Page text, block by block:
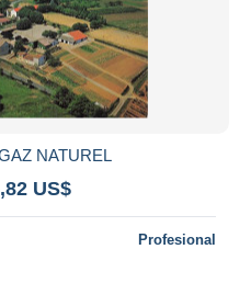
NATUREL
US$
Profesional